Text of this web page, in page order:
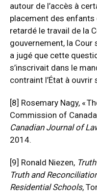
autour de l’accès à
placement des
retardé le travail de la
gouvernement, la Cour
a jugé que cette
s’inscrivait dans le
contraint l’État à ouvrir
[8] Rosemary Nagy, «
Commission of
Canadian Journal of
2014.
[9] Ronald Niezen,
Truth and
Residential Schools,